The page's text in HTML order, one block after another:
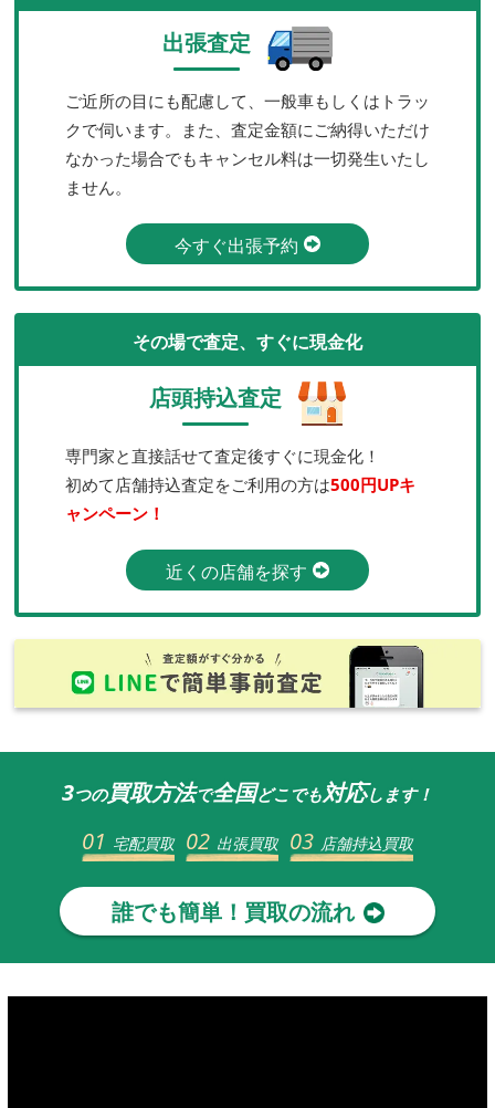
出張査定
ご近所の目にも配慮して、一般車もしくはトラッ
クで伺います。また、査定金額にご納得いただけ
なかった場合でもキャンセル料は一切発生いたし
ません。
今すぐ出張予約
その場で査定、すぐに現金化
店頭持込査定
専門家と直接話せて査定後すぐに現金化！
初めて店舗持込査定をご利用の方は500円UPキ
ャンペーン！
近くの店舗を探す
3つの買取方法で全国どこでも対応します！
01 宅配買取 02 出張買取 03 店舗持込買取
誰でも簡単！買取の流れ